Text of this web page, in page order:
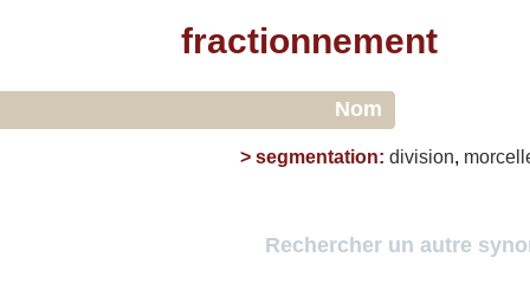
fractionnement
Nom
> segmentation: division,
Rechercher un autre